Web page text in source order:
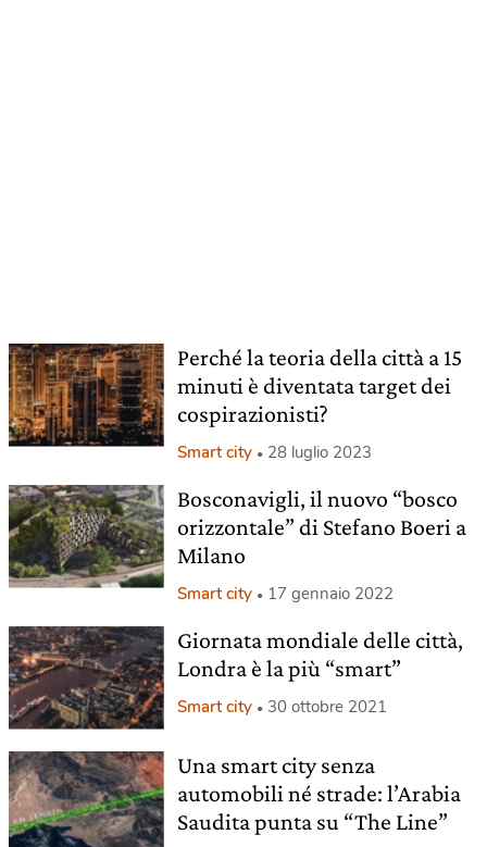
Perché la teoria della città a 15
minuti è diventata target dei
cospirazionisti?
Smart city 28 luglio 2023
Bosconavigli, il nuovo “bosco
orizzontale” di Stefano Boeri a
Milano
Smart city 17 gennaio 2022
Giornata mondiale delle città,
Londra è la più “smart”
Smart city 30 ottobre 2021
Una smart city senza
automobili né strade: l’Arabia
Saudita punta su “The Line”